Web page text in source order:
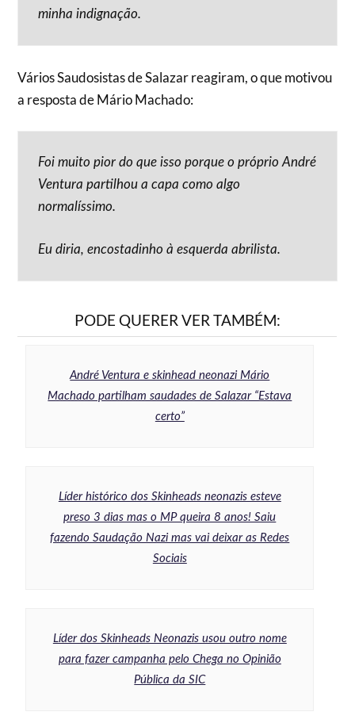
minha indignação.
Vários Saudosistas de Salazar reagiram, o que motivou
a resposta de Mário Machado:
Foi muito pior do que isso porque o próprio André
Ventura partilhou a capa como algo
normalíssimo.
Eu diria, encostadinho à esquerda abrilista.
PODE QUERER VER TAMBÉM:
André Ventura e skinhead neonazi Mário
Machado partilham saudades de Salazar “Estava
certo”
Líder histórico dos Skinheads neonazis esteve
preso 3 dias mas o MP queira 8 anos! Saiu
fazendo Saudação Nazi mas vai deixar as Redes
Sociais
Líder dos Skinheads Neonazis usou outro nome
para fazer campanha pelo Chega no Opinião
Pública da SIC